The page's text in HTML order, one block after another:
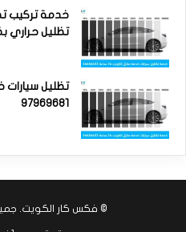
خدمة تركيب
تظليل حراري بضمان
97969681
© فكس كار الكويت.